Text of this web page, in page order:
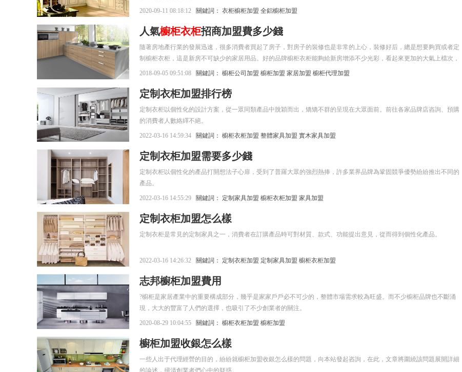
2020-09-11 08:18:12 關鍵詞： 衣柜櫥柜加盟 全鋁櫥柜加盟
人氣櫥柜衣柜招商加盟費多少錢
隨著房地產行業的發展迅速，很多消費者買起了房子，對房子的裝修也是非常的上心，裝修好后，總是想要夠買或者定
制櫥柜衣柜，這是新房不可缺少的家居用品。好的品牌櫥柜衣柜能夠給新房增添不少光彩，看起來更加的大氣上檔次，
居住起來還是非常的舒服。市場上櫥柜衣柜的品牌眾多，其中人氣櫥柜衣柜就是消費者比較認可的品牌，市場影響力比
2018-09-05 09:51:08 關鍵詞： 櫥柜公司加盟 櫥柜加盟 家居加盟 櫥柜代理加盟
定制衣柜加盟排行榜
定制衣柜以個性化的設計方案，從一眾同類產品中脫穎而出，矯矯不群的呈現在大眾面前。前往各家品牌店咨詢、預購
的消費者人數絡繹不絕。
2022-03-16 14:59:34 關鍵詞： 櫥柜衣柜加盟 整體家具加盟 實木家具加盟
定制衣柜加盟需要多少錢
定制衣柜以個性化的產品打開想法子心扉，受到了普羅大眾的強烈熱捧，許多業界品牌為鞏固競爭優勢紛紛推出不同的
產品。
2022-03-16 14:55:29 關鍵詞： 定制家具加盟 櫥柜衣柜加盟 家具加盟
定制衣柜加盟怎么樣
定制衣柜是常見的定制家具之一，消費者在訂購產品時可對材質、款式、功能提出意見，從而得到個性化產品。
2022-03-16 14:26:32 關鍵詞： 定制衣柜加盟 定制家具加盟 櫥柜衣柜加盟
志邦櫥柜加盟費用
?櫥柜是家居產業中的重要構成部分，幾乎是家家戶戶必不可少的，整體市場需求較為旺盛。而不少櫥柜品牌也不斷涌
現，大大的豐富了人們的選擇，也吸引了不少創業者的關注。
2020-08-29 10:04:55 關鍵詞： 櫥柜衣柜加盟 櫥柜加盟
櫥柜加盟收銀怎么樣
一些人出于代理經營的目的，紛紛就櫥柜加盟收銀怎么樣的問題，向本站發起咨詢，在此，文章將圍繞該問題展開詳細
的論述，掃清創業者們心中的疑惑。